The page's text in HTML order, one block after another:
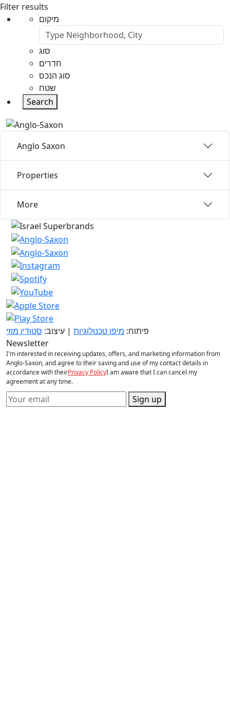
Filter results
מיקום
סוג
חדרים
סוג הנכס
שטח
Search
Anglo Saxon
Properties
More
פיתוח: מיפו טכנולוגיות | עיצוב: סטודיו מוזי
Newsletter
I'm interested in receiving updates, offers, and marketing information from
Anglo-Saxon, and agree to their saving and use of my contact details in
accordance with theirPrivacy PolicyI am aware that I can cancel my
agreement at any time.
Sign up